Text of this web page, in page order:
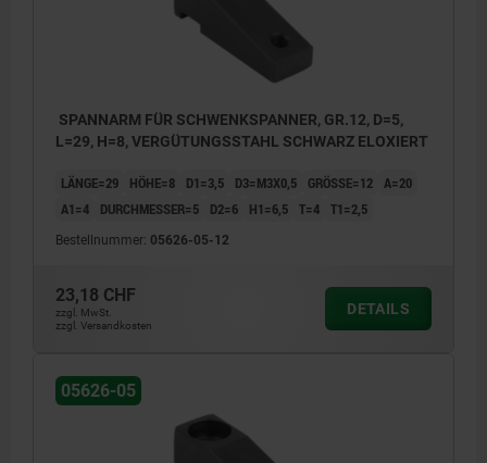
SPANNARM FÜR SCHWENKSPANNER, GR.12, D=5,
L=29, H=8, VERGÜTUNGSSTAHL SCHWARZ ELOXIERT
LÄNGE=29 HÖHE=8 D1=3,5 D3=M3X0,5 GRÖSSE=12
A=20
A1=4
DURCHMESSER=5 D2=6 H1=6,5 T=4 T1=2,5
Bestellnummer: 05626-05-12
23,18 CHF
zzgl. MwSt.
zzgl. Versandkosten
DETAILS
05626-05